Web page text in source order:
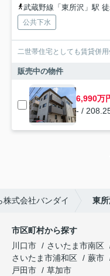
武蔵野線「東所沢」駅
公共下水
二世帯住宅としても賃貸併用
販売中の物件
6,990万
- /
式会社バンダイ 東
市区町村から探す
川口市
さいたま市南区
さいたま市浦和区
蕨市
戸田市
草加市